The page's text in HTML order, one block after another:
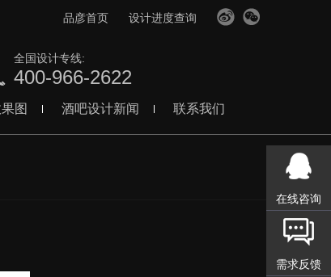
品彦首页 设计进度查询
全国设计专线:
400-966-2622
图 酒吧设计新闻 联系我们
在线咨询
需求反馈